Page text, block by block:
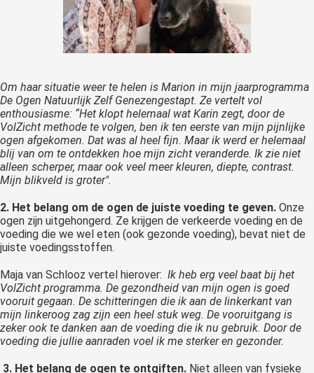
Om haar situatie weer te helen is Marion in mijn jaarprogramma
De Ogen Natuurlijk Zelf Genezengestapt. Ze vertelt vol
enthousiasme: “Het klopt helemaal wat Karin zegt, door de
VolZicht methode te volgen, ben ik ten eerste van mijn pijnlijke
ogen afgekomen. Dat was al heel fijn. Maar ik werd er helemaal
blij van om te ontdekken hoe mijn zicht veranderde. Ik zie niet
alleen scherper, maar ook veel meer kleuren, diepte, contrast.
Mijn blikveld is groter".
2. Het belang om de ogen de juiste voeding te geven. Onze
ogen zijn uitgehongerd. Ze krijgen de verkeerde voeding en de
voeding die we wel eten (ook gezonde voeding), bevat niet de
juiste voedingsstoffen.
Maja van Schlooz vertel hierover: Ik heb erg veel baat bij het
VolZicht programma. De gezondheid van mijn ogen is goed
vooruit gegaan. De schitteringen die ik aan de linkerkant van
mijn linkeroog zag zijn een heel stuk weg. De vooruitgang is
zeker ook te danken aan de voeding die ik nu gebruik. Door de
voeding die jullie aanraden voel ik me sterker en gezonder.
3. Het belang de ogen te ontgiften. Niet alleen van fysieke